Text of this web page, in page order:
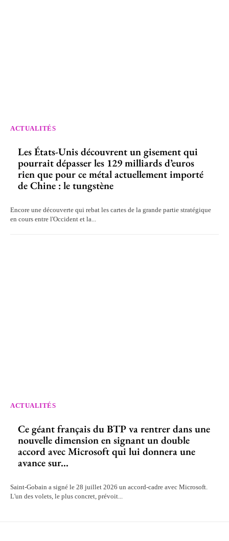
ACTUALITÉS
Les États-Unis découvrent un gisement qui
pourrait dépasser les 129 milliards d’euros
rien que pour ce métal actuellement importé
de Chine : le tungstène
Encore une découverte qui rebat les cartes de la grande partie stratégique
en cours entre l'Occident et la...
ACTUALITÉS
Ce géant français du BTP va rentrer dans une
nouvelle dimension en signant un double
accord avec Microsoft qui lui donnera une
avance sur...
Saint-Gobain a signé le 28 juillet 2026 un accord-cadre avec Microsoft.
L'un des volets, le plus concret, prévoit...